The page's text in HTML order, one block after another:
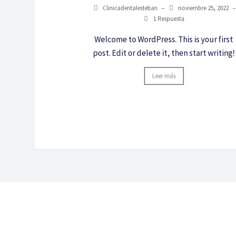
Clinicadentalesteban – noviembre 25, 2022 –
1 Respuesta
Welcome to WordPress. This is your first
post. Edit or delete it, then start writing!
Leer más